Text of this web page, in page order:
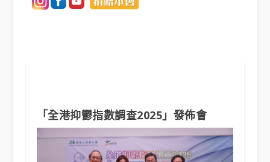
「全港抑鬱指數調查2025」發佈會